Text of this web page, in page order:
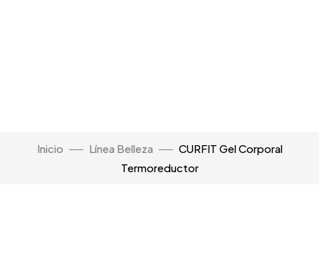
Inicio Línea Belleza
CURFIT Gel Corporal
Termoreductor